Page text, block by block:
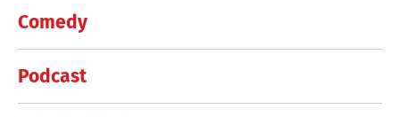
Comedy
Podcast